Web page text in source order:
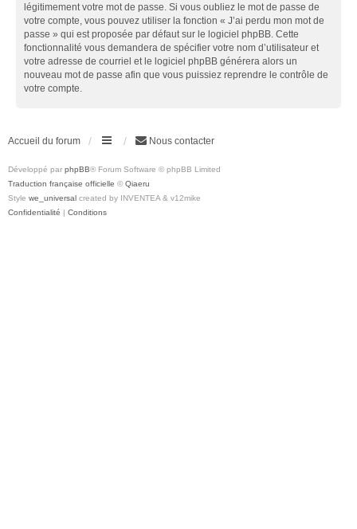
légitimement votre mot de passe. Si vous oubliez le mot de passe de
votre compte, vous pouvez utiliser la fonction « J’ai perdu mon mot de
passe » qui est proposée par défaut sur le logiciel phpBB. Cette
fonctionnalité vous demandera de spécifier votre nom d’utilisateur et
votre adresse de courriel et le logiciel phpBB générera alors un
nouveau mot de passe afin que vous puissiez reprendre le contrôle de
votre compte.
Accueil du forum Nous contacter
Développé par phpBB® Forum Software © phpBB Limited
Traduction française officielle © Qiaeru
Style we_universal created by INVENTEA & v12mike
Confidentialité | Conditions